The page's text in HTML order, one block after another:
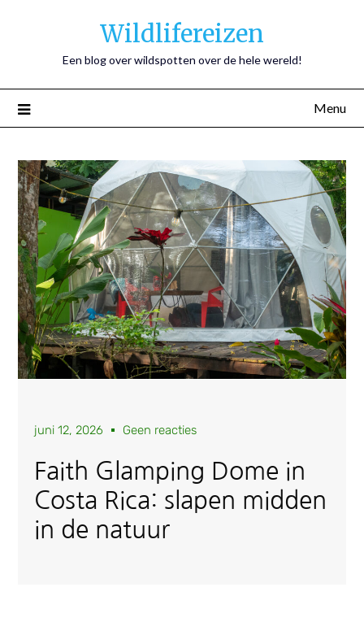
Wildlifereizen
Een blog over wildspotten over de hele wereld!
Menu
juni 12, 2026 Geen reacties
Faith Glamping Dome in
Costa Rica: slapen midden
in de natuur